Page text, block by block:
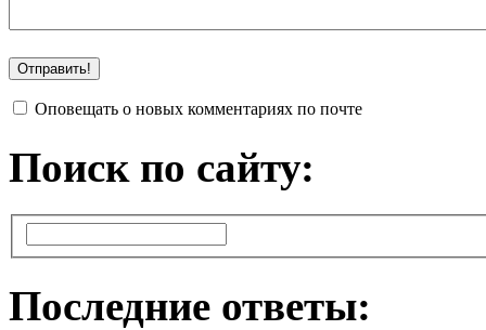
Оповещать о новых комментариях по почте
Поиск по сайту:
Последние ответы: